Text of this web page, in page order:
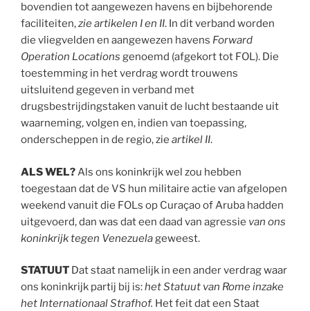
bovendien tot aangewezen havens en bijbehorende
faciliteiten,zie artikelen I en II. In dit verband worden
die vliegvelden en aangewezen havens Forward
Operation Locations genoemd (afgekort tot FOL). Die
toestemming in het verdrag wordt trouwens
uitsluitend gegeven in verband met
drugsbestrijdingstaken vanuit de lucht bestaande uit
waarneming, volgen en, indien van toepassing,
onderscheppen in de regio, zie artikel II.
ALSWEL?Als ons koninkrijk wel zou hebben
toegestaan dat de VS hun militaire actie van afgelopen
weekend vanuit die FOLs op Curaçao of Aruba hadden
uitgevoerd, dan was dat een daad van agressie van ons
koninkrijk tegen Venezuelageweest.
STATUUT Dat staat namelijk in een ander verdrag waar
ons koninkrijk partij bij is:het Statuut van Rome inzake
het Internationaal Strafhof. Het feit dat een Staat